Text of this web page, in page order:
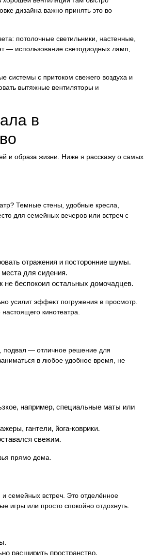
дизайна важно принять это во
потолочные светильники, настенные,
— использование светодиодных ламп,
системы с притоком свежего воздуха и
вытяжные вентиляторы и
в
и образа жизни. Ниже я расскажу о самых
Темные стены, удобные кресла,
для семейных вечеров или встреч с
отражения и посторонние шумы.
для сидения.
не беспокоил остальных домочадцев.
усилит эффект погружения в просмотр.
кинотеатра.
подвал — отличное решение для
в любое удобное время, не
например, специальные маты или
гантели, йога-коврики.
свежим.
прямо дома.
семейных встреч. Это отделённое
игры или просто спокойно отдохнуть.
расширить пространство.